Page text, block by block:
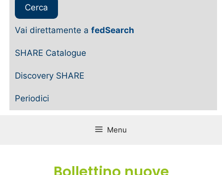
Vai direttamente a fedSearch
SHARE Catalogue
Discovery SHARE
Periodici
Menu